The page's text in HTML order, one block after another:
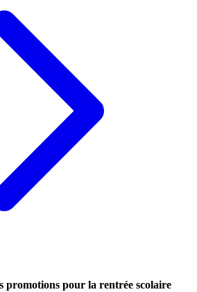
promotions pour la rentrée scolaire